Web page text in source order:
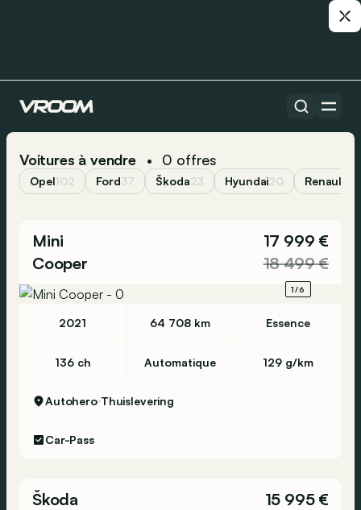
Voitures à vendre • 0 offres
Opel102 Ford37 Škoda23 Hyundai20 Renault
Mini
Cooper
17 999 €
18 499 €
1/6
2021 64 708 km Essence
136 ch Automatique 129 g/km
Autohero Thuislevering
Car-Pass
Škoda
15 995 €